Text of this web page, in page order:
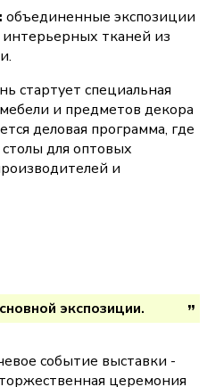
объединенные экспозиции
тканей из
стартует специальная
и предметов декора
деловая программа, где
для оптовых
и
экспозиции.
событие выставки -
церемония